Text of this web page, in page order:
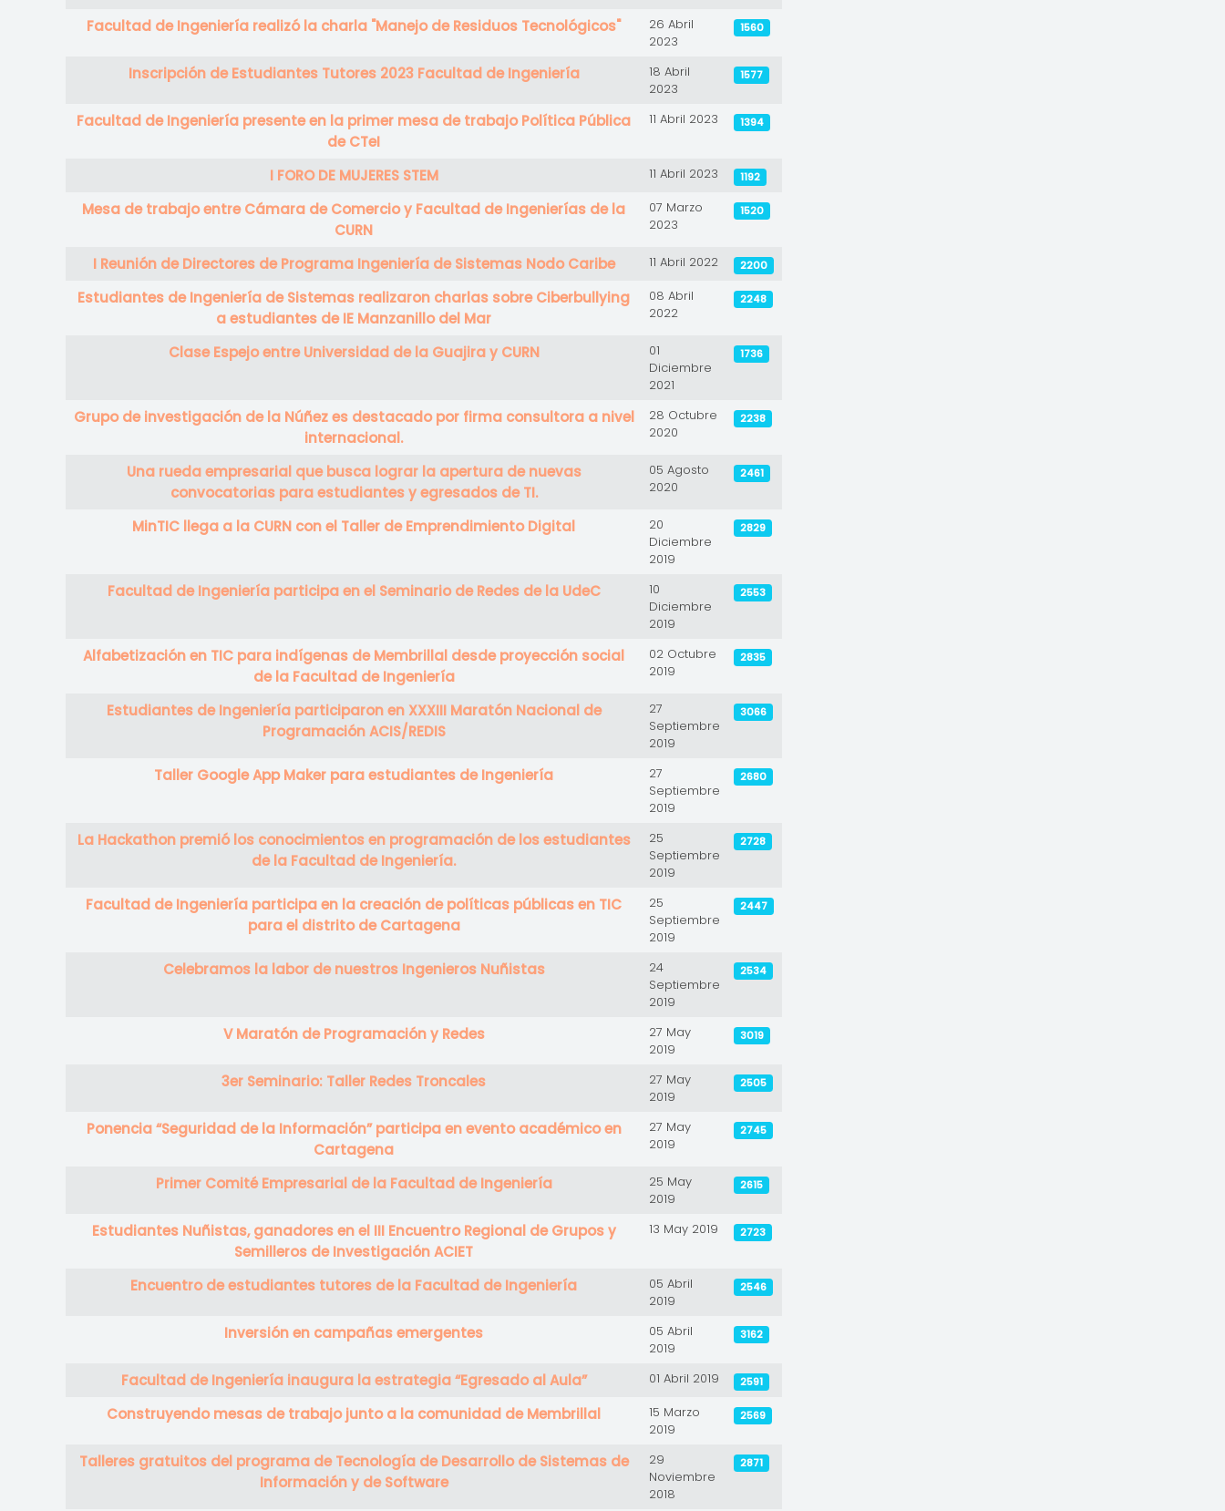
Facultad de Ingeniería realizó la charla "Manejo de Residuos Tecnológicos"
26 Abril
2023
1560
Inscripción de Estudiantes Tutores 2023 Facultad de Ingeniería
18 Abril
2023
1577
Facultad de Ingeniería presente en la primer mesa de trabajo Política Pública
de CTeI
11 Abril 2023 1394
I FORO DE MUJERES STEM 11 Abril 2023 1192
Mesa de trabajo entre Cámara de Comercio y Facultad de Ingenierías de la
CURN
07 Marzo
2023
1520
I Reunión de Directores de Programa Ingeniería de Sistemas Nodo Caribe 11 Abril 2022 2200
Estudiantes de Ingeniería de Sistemas realizaron charlas sobre Ciberbullying
a estudiantes de IE Manzanillo del Mar
08 Abril
2022
2248
Clase Espejo entre Universidad de la Guajira y CURN
01
Diciembre
2021
1736
Grupo de investigación de la Núñez es destacado por firma consultora a nivel
internacional.
28 Octubre
2020
2238
Una rueda empresarial que busca lograr la apertura de nuevas
convocatorias para estudiantes y egresados de TI.
05 Agosto
2020
2461
MinTIC llega a la CURN con el Taller de Emprendimiento Digital
20
Diciembre
2019
2829
Facultad de Ingeniería participa en el Seminario de Redes de la UdeC
10
Diciembre
2019
2553
Alfabetización en TIC para indígenas de Membrillal desde proyección social
de la Facultad de Ingeniería
02 Octubre
2019
2835
Estudiantes de Ingeniería participaron en XXXIII Maratón Nacional de
Programación ACIS/REDIS
27
Septiembre
2019
3066
Taller Google App Maker para estudiantes de Ingeniería
27
Septiembre
2019
2680
La Hackathon premió los conocimientos en programación de los estudiantes
de la Facultad de Ingeniería.
25
Septiembre
2019
2728
Facultad de Ingeniería participa en la creación de políticas públicas en TIC
para el distrito de Cartagena
25
Septiembre
2019
2447
Celebramos la labor de nuestros Ingenieros Nuñistas
24
Septiembre
2019
2534
V Maratón de Programación y Redes
27 May
2019
3019
3er Seminario: Taller Redes Troncales
27 May
2019
2505
Ponencia “Seguridad de la Información” participa en evento académico en
Cartagena
27 May
2019
2745
Primer Comité Empresarial de la Facultad de Ingeniería
25 May
2019
2615
Estudiantes Nuñistas, ganadores en el III Encuentro Regional de Grupos y
Semilleros de Investigación ACIET
13 May 2019 2723
Encuentro de estudiantes tutores de la Facultad de Ingeniería
05 Abril
2019
2546
Inversión en campañas emergentes
05 Abril
2019
3162
Facultad de Ingeniería inaugura la estrategia “Egresado al Aula” 01 Abril 2019 2591
Construyendo mesas de trabajo junto a la comunidad de Membrillal
15 Marzo
2019
2569
Talleres gratuitos del programa de Tecnología de Desarrollo de Sistemas de
Información y de Software
29
Noviembre
2018
2871